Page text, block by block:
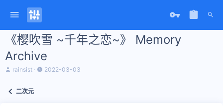
《樱吹雪 ~千年之恋~》 Memory
Archive
主
起
rainsist
开
2022-03-03
二次元